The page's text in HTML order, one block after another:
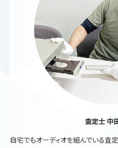
査定士 中
自宅でもオーディオを組んでいる査